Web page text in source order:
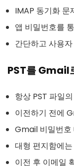
IMAP 동기화 문
앱 비밀번호를
간단하고 사용
PST를 Gmail
항상 PST 파일
이전하기 전에
Gmail 비밀번호
대형 편지함에
이전 후 이메일